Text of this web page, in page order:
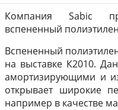
Компания Sabic
вспененный
Вспененный
на выставке К2010.
амортизирующими и
открывает широкие
например в качестве